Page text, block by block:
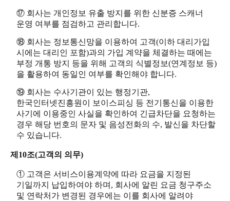
⑰ 회사는 개인정보 유출 방지를 위한 신분증 스캐너
운영 여부를 점검하고 관리합니다.
⑱ 회사는 정보통신망을 이용하여 고객(이하 대리가입
시에는 대리인 포함)과의 가입 계약을 체결하는 때에는
부정 개통 방지 등을 위해 고객의 식별정보(연계정보 등)
을 활용하여 동일인 여부를 확인해야 합니다.
⑲ 회사는 수사기관이 있는 행정기관,
한국인터넷진흥원이 보이스피싱 등 전기통신을 이용한
사기에 이용중인 사실을 확인하여 긴급차단을 요청하는
경우 해당 번호의 문자 및 음성전화의 수, 발신을 차단할
수 있습니다.
제10조(고객의 의무)
① 고객은 서비스이용계약에 따라 요금을 지정된
기일까지 납입하여야 하며, 회사에 알린 요금 청구주소
및 연락처가 변경된 경우에는 이를 회사에 알려야